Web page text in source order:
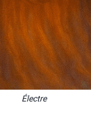
Électre